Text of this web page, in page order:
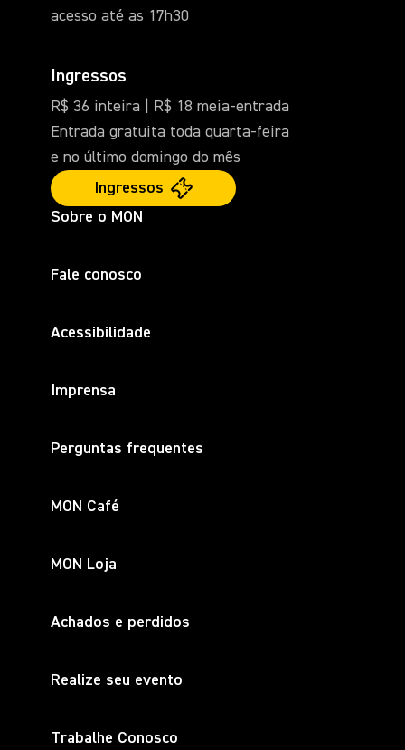
acesso até as 17h30
Ingressos
R$ 36 inteira | R$ 18 meia-entrada
Entrada gratuita toda quarta-feira
e no último domingo do mês
Ingressos
Sobre o MON
Fale conosco
Acessibilidade
Imprensa
Perguntas frequentes
MON Café
MON Loja
Achados e perdidos
Realize seu evento
Trabalhe Conosco